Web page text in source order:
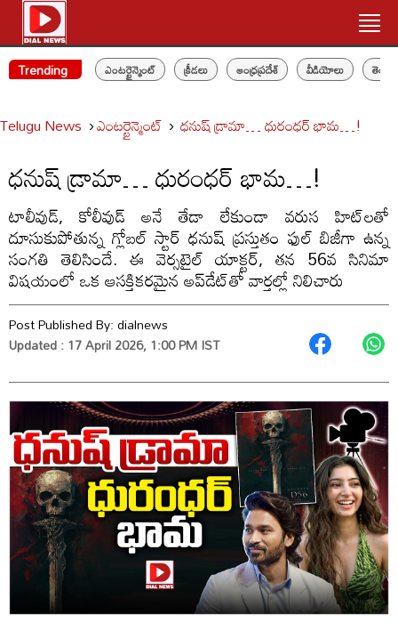
Trending ఎంటర్టైన్మెంట్ క్రీడలు ఆంధ్రప్రదేశ్ వీడియోలు
Telugu News ఎంటర్టైన్మెంట్ ధనుష్ డ్రామా… ధురంధర్ భామ…!
ధనుష్ డ్రామా… ధురంధర్ భామ…!
టాలీవుడ్, కోలీవుడ్ అనే తేడా లేకుండా వరుస హిట్‌లతో
దూసుకుపోతున్న గ్లోబల్ స్టార్ ధనుష్ ప్రస్తుతం ఫుల్ బిజీగా ఉన్న
సంగతి తెలిసిందే. ఈ వెర్సటైల్ యాక్టర్, తన 56వ సినిమా
విషయంలో ఒక ఆసక్తికరమైన అప్‌డేట్‌తో వార్తల్లో నిలిచారు
Post Published By:dialnews
Updated : 17 April 2026, 1:00 PM IST